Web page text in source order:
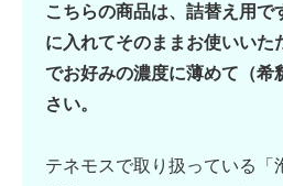
こちらの商品は、詰替え用で
に入れてそのままお使いいた
でお好みの濃度に薄めて（希
さい。
テネモスで取り扱っている「